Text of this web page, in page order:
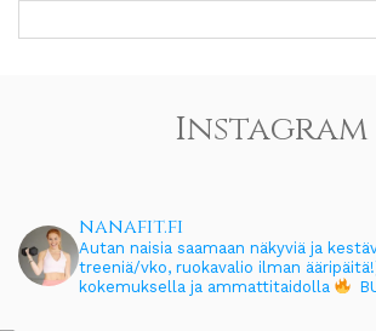
Instagram
nanafit.fi
Autan naisia saamaan näkyviä ja
treeniä/vko, ruokavalio ilman
kokemuksella ja ammattitaidolla